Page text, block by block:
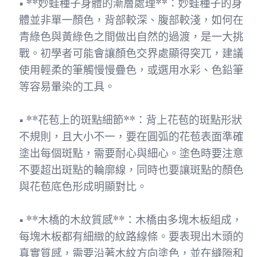
• **妙蛙種子身體的漸層處理**：妙蛙種子的身
體並非單一顏色，背部較深、腹部較淺，如何在
青綠色與黃綠色之間做出自然的過渡，是一大挑
戰。初學者可能會讓顏色交界處顯得突兀，建議
使用輕柔的筆觸慢慢疊色，或選用水彩、色鉛筆
等容易暈染的工具。
• **花苞上的斑點細節**：背上花苞的斑點形狀
不規則，且大小不一，要在圓弧的花苞表面準確
塗出每個斑點，需要耐心與細心。塗色時要注意
不要超出斑點的輪廓線，同時也要讓斑點的顏色
與花苞底色形成明顯對比。
• **木橋的木紋質感**：木橋由多塊木板組成，
每塊木板都有細緻的紋路線條。要表現出木頭的
真實質感，需要沿著木紋方向塗色，並在縫隙和